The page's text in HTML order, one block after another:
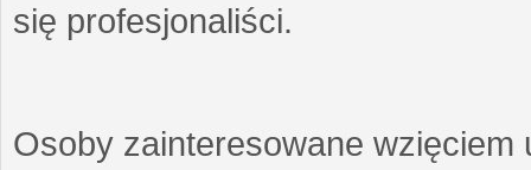
się profesjonaliści.
Osoby zainteresowane wzięciem